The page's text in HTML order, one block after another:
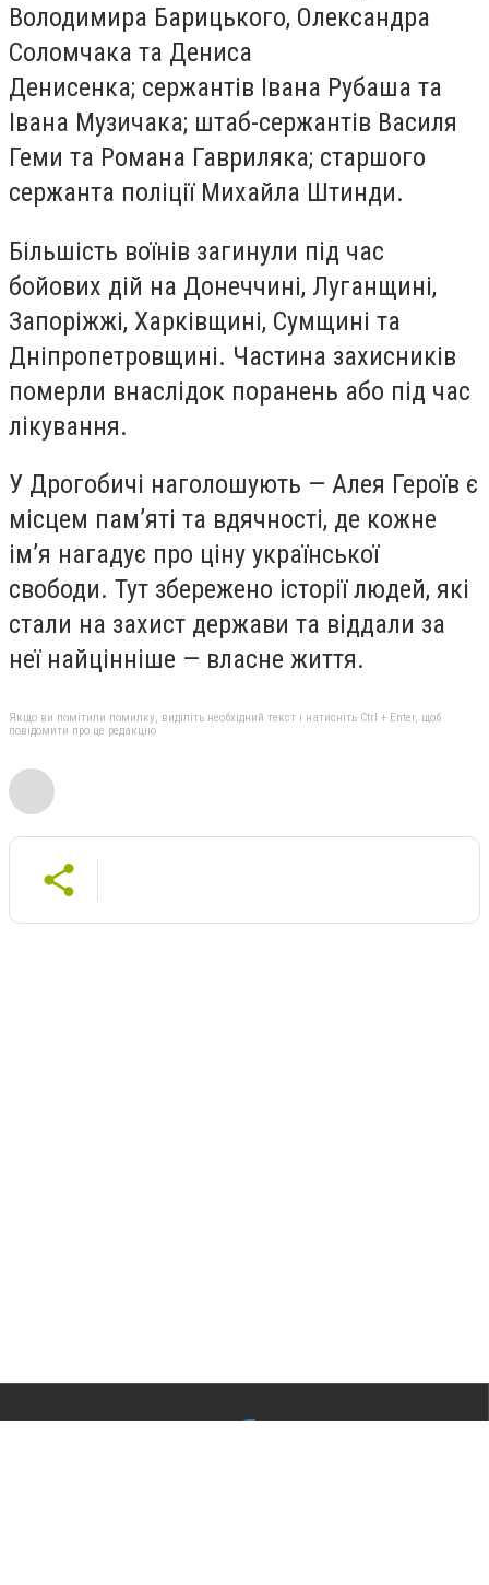
Володимира Барицького, Олександра
Соломчака та Дениса
Денисенка; сержантів Івана Рубаша та
Івана Музичака; штаб-сержантів Василя
Геми та Романа Гавриляка; старшого
сержанта поліції Михайла Штинди.
Більшість воїнів загинули під час
бойових дій на Донеччині, Луганщині,
Запоріжжі, Харківщині, Сумщині та
Дніпропетровщині. Частина захисників
померли внаслідок поранень або під час
лікування.
У Дрогобичі наголошують — Алея Героїв є
місцем пам’яті та вдячності, де кожне
ім’я нагадує про ціну української
свободи. Тут збережено історії людей, які
стали на захист держави та віддали за
неї найцінніше — власне життя.
Якщо ви помітили помилку, виділіть необхідний текст і натисніть Ctrl + Enter, щоб
повідомити про це редакцію